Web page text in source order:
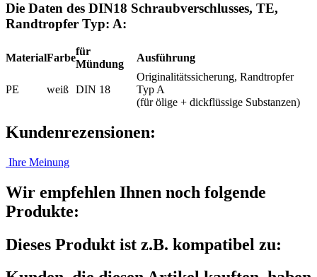
Die Daten des DIN18 Schraubverschlusses, TE,
Randtropfer Typ: A:
MaterialFarbe
für
Mündung
Ausführung
PE weiß DIN 18
Originalitätssicherung, Randtropfer
Typ A
(für ölige + dickflüssige Substanzen)
Kundenrezensionen:
Ihre Meinung
Wir empfehlen Ihnen noch folgende
Produkte:
Dieses Produkt ist z.B. kompatibel zu: